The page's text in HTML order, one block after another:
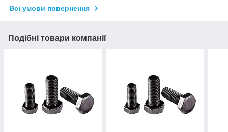
Всі умови повернення
Подібні товари компанії